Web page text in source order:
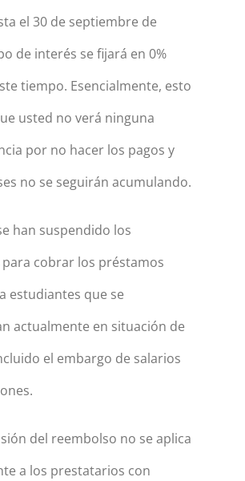
el 30 de septiembre de
de interés se fijará en 0%
tiempo. Esencialmente, esto
usted no verá ninguna
por no hacer los pagos y
no se seguirán acumulando.
han suspendido los
cobrar los préstamos
estudiantes que se
actualmente en situación de
el embargo de salarios
del reembolso no se aplica
a los prestatarios con